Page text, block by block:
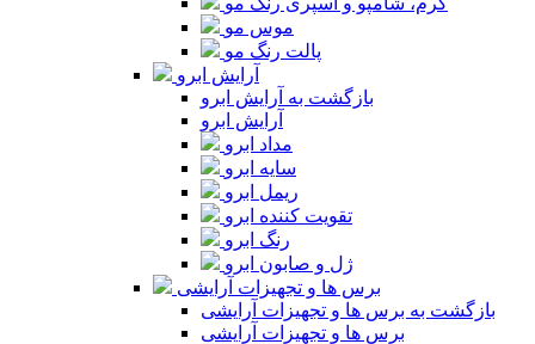
موس مو
پالت رنگ مو
آرایش ابرو
بازگشت به آرایش ابرو
آرایش ابرو
مداد ابرو
سایه ابرو
ریمل ابرو
تقویت کننده ابرو
رنگ ابرو
ژل و صابون ابرو
برس ها و تجهیزات آرایشی
بازگشت به برس ها و تجهیزات آرایشی
برس ها و تجهیزات آرایشی